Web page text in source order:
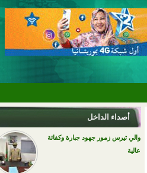
أصداء الداخل
والي تيرس زمور جهود جبارة وكفائة
عالية